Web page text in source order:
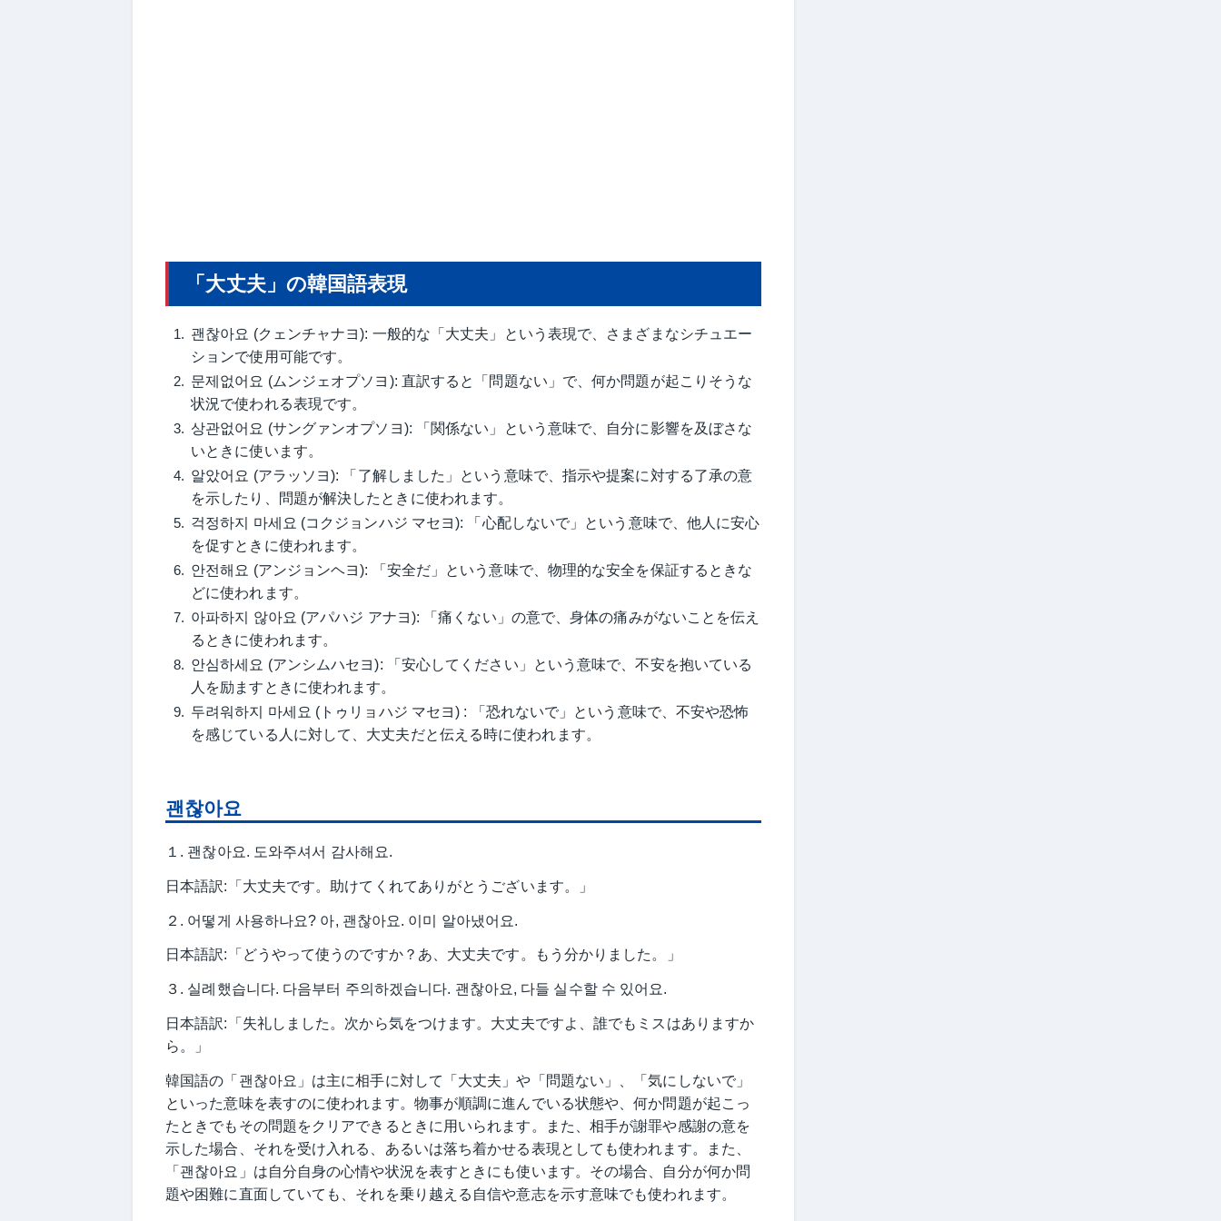
「大丈夫」の韓国語表現
괜찮아요 (クェンチャナヨ): 一般的な「大丈夫」という表現で、さまざまなシチュエー
ションで使用可能です。
문제없어요 (ムンジェオプソヨ): 直訳すると「問題ない」で、何か問題が起こりそうな
状況で使われる表現です。
상관없어요 (サングァンオプソヨ): 「関係ない」という意味で、自分に影響を及ぼさな
いときに使います。
알았어요 (アラッソヨ): 「了解しました」という意味で、指示や提案に対する了承の意
を示したり、問題が解決したときに使われます。
걱정하지 마세요 (コクジョンハジ マセヨ): 「心配しないで」という意味で、他人に安心
を促すときに使われます。
안전해요 (アンジョンヘヨ): 「安全だ」という意味で、物理的な安全を保証するときな
どに使われます。
아파하지 않아요 (アパハジ アナヨ): 「痛くない」の意で、身体の痛みがないことを伝え
るときに使われます。
안심하세요 (アンシムハセヨ): 「安心してください」という意味で、不安を抱いている
人を励ますときに使われます。
두려워하지 마세요 (トゥリョハジ マセヨ) : 「恐れないで」という意味で、不安や恐怖
を感じている人に対して、大丈夫だと伝える時に使われます。
괜찮아요
１. 괜찮아요. 도와주셔서 감사해요.
日本語訳:「大丈夫です。助けてくれてありがとうございます。」
２. 어떻게 사용하나요? 아, 괜찮아요. 이미 알아냈어요.
日本語訳:「どうやって使うのですか？あ、大丈夫です。もう分かりました。」
３. 실례했습니다. 다음부터 주의하겠습니다. 괜찮아요, 다들 실수할 수 있어요.
日本語訳:「失礼しました。次から気をつけます。大丈夫ですよ、誰でもミスはありますか
ら。」
韓国語の「괜찮아요」は主に相手に対して「大丈夫」や「問題ない」、「気にしないで」
といった意味を表すのに使われます。物事が順調に進んでいる状態や、何か問題が起こっ
たときでもその問題をクリアできるときに用いられます。また、相手が謝罪や感謝の意を
示した場合、それを受け入れる、あるいは落ち着かせる表現としても使われます。また、
「괜찮아요」は自分自身の心情や状況を表すときにも使います。その場合、自分が何か問
題や困難に直面していても、それを乗り越える自信や意志を示す意味でも使われます。